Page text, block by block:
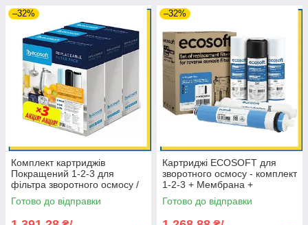
–32%
Комплект картриджів
Покращений 1-2-3 для
фільтра зворотного осмосу /
CHV3ECO (3 комплекти)
Готово до відправки
–32%
Картриджі ECOSOFT для
зворотного осмосу - комплект
1-2-3 + Мембрана +
Постфільтр
Готово до відправки